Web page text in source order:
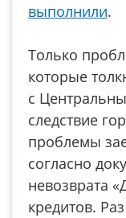
выполнили.
Только
которые
с
следствие
проблемы
согласно
невозврата
кредитов.